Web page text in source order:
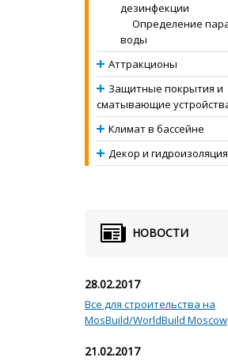
дезинфекции
Определение
воды
Аттракционы
Защитные покрытия и
сматывающие
Климат в бассейне
Декор и гидроизоляция
НОВОСТИ
28.02.2017
Все для строительства на
MosBuild/WorldBuild Moscow
21.02.2017